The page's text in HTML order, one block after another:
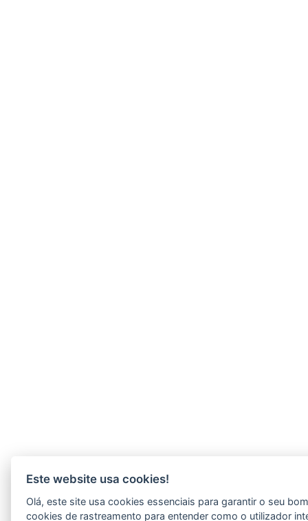
Este website usa cookies!
Olá, este site usa cookies essenciais para garantir o seu
cookies de rastreamento para entender como o utilizador